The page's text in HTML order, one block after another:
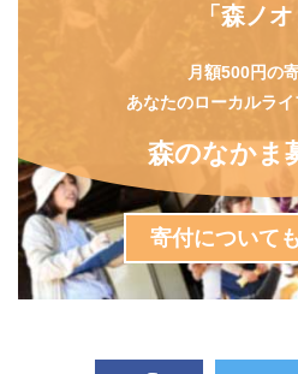
「森ノオ
月額500円の
あなたのローカルラ
森のなかま
寄付について